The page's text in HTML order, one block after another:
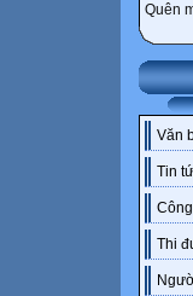
Quên
Văn
Tin
Thi